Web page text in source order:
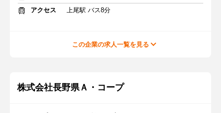
アクセス
上尾駅 バス8分
この企業の求人一覧を見る
株式会社長野県Ａ・コープ